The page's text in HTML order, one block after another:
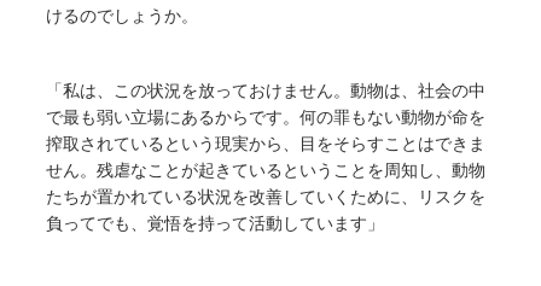
けるのでしょうか。
「私は、この状況を放っておけません。動物は、社会の中
で最も弱い立場にあるからです。何の罪もない動物が命を
搾取されているという現実から、目をそらすことはできま
せん。残虐なことが起きているということを周知し、動物
たちが置かれている状況を改善していくために、リスクを
負ってでも、覚悟を持って活動しています」